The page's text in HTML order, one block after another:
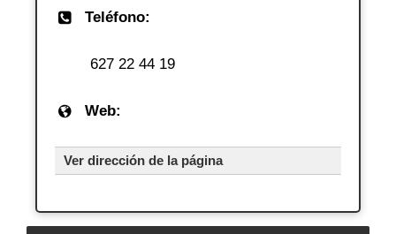
Teléfono:
627 22 44 19
Web:
Ver dirección de la página